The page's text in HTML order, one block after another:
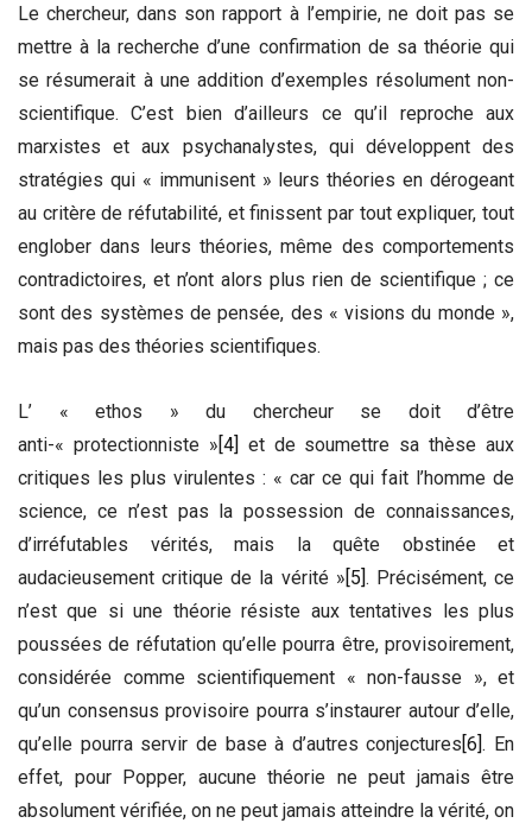
Le chercheur, dans son rapport à l’empirie, ne doit pas se
mettre à la recherche d’une confirmation de sa théorie qui
se résumerait à une addition d’exemples résolument non-
scientifique. C’est bien d’ailleurs ce qu’il reproche aux
marxistes et aux psychanalystes, qui développent des
stratégies qui « immunisent » leurs théories en dérogeant
au critère de réfutabilité, et finissent par tout expliquer, tout
englober dans leurs théories, même des comportements
contradictoires, et n’ont alors plus rien de scientifique ; ce
sont des systèmes de pensée, des « visions du monde »,
mais pas des théories scientifiques.
L’ « ethos » du chercheur se doit d’être
anti-« protectionniste »[4] et de soumettre sa thèse aux
critiques les plus virulentes : « car ce qui fait l’homme de
science, ce n’est pas la possession de connaissances,
d’irréfutables vérités, mais la quête obstinée et
audacieusement critique de la vérité »[5]. Précisément, ce
n’est que si une théorie résiste aux tentatives les plus
poussées de réfutation qu’elle pourra être, provisoirement,
considérée comme scientifiquement « non-fausse », et
qu’un consensus provisoire pourra s’instaurer autour d’elle,
qu’elle pourra servir de base à d’autres conjectures[6]. En
effet, pour Popper, aucune théorie ne peut jamais être
absolument vérifiée, on ne peut jamais atteindre la vérité, on